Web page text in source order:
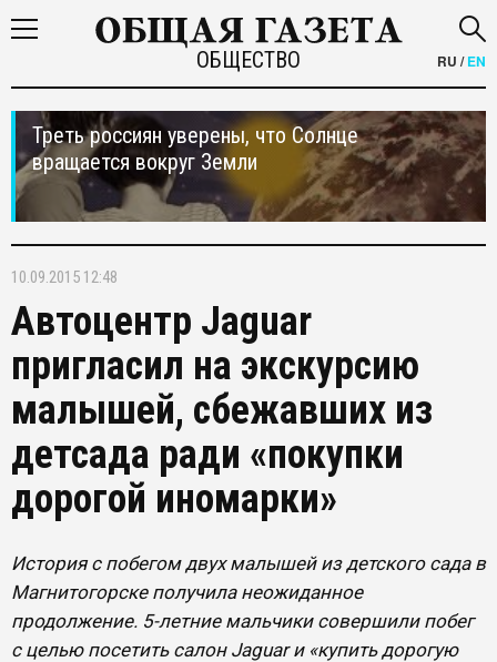
ОБЩЕСТВО RU /EN
Треть россиян уверены, что Солнце
вращается вокруг Земли
10.09.2015 12:48
Автоцентр Jaguar
пригласил на экскурсию
малышей, сбежавших из
детсада ради «покупки
дорогой иномарки»
История с побегом двух малышей из детского сада в
Магнитогорске получила неожиданное
продолжение. 5-летние мальчики совершили побег
с целью посетить салон Jaguar и «купить дорогую